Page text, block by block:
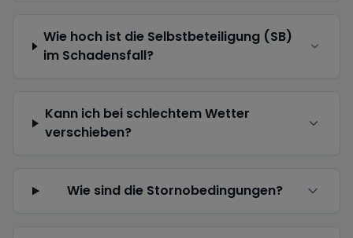
Wie hoch ist die Selbstbeteiligung (SB)
im Schadensfall?
Kann ich bei schlechtem Wetter
verschieben?
Wie sind die Stornobedingungen?